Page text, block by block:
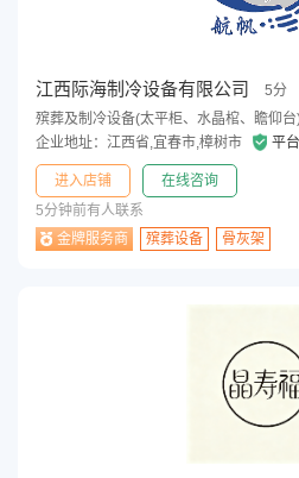
江西际海制冷设备有限公司
5分
殡葬及制冷设备(太平柜、水晶棺、瞻仰
企业地址：江西省,宜春市,樟树市
平
进入店铺
在线咨询
5分钟前有人联系
金牌服务商
殡葬设备 骨灰架